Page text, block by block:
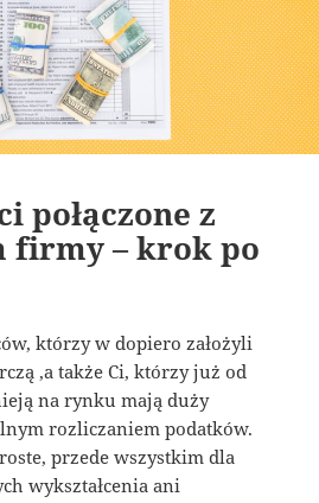
połączone z
firmy – krok po
którzy w dopiero założyli
,a także Ci, którzy już od
na rynku mają duży
rozliczaniem podatków.
przede wszystkim dla
wykształcenia ani